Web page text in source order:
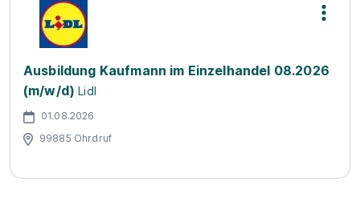
Ausbildung Kaufmann im Einzelhandel 08.2026
(m/w/d) Lidl
01.08.2026
99885 Ohrdruf